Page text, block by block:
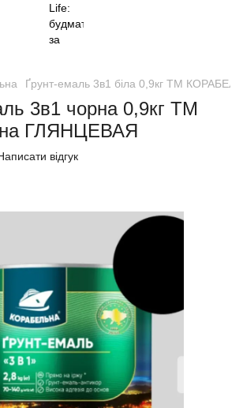
Ґрунт-емаль 3в1 біла 0,9кг ТМ
3в1 чорна 0,9кг ТМ
ГЛЯНЦЕВАЯ
відгук